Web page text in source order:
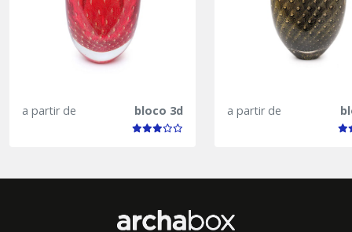
a partir de bloco 3d a partir de